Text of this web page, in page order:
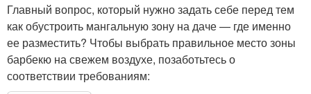
Главный вопрос, который нужно задать себе перед тем
как обустроить мангальную зону на даче — где именно
ее разместить? Чтобы выбрать правильное место зоны
барбекю на свежем воздухе, позаботьтесь о
соответствии требованиям: